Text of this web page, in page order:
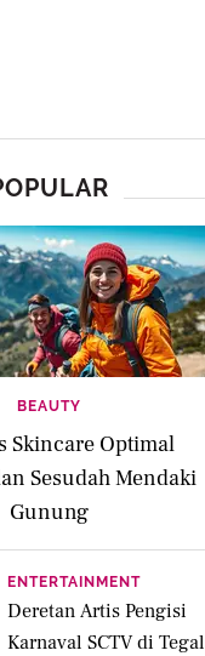
BEAUTY
Skincare Optimal
Sesudah Mendaki
Gunung
ENTERTAINMENT
Deretan Artis Pengisi
Karnaval SCTV di Tegal